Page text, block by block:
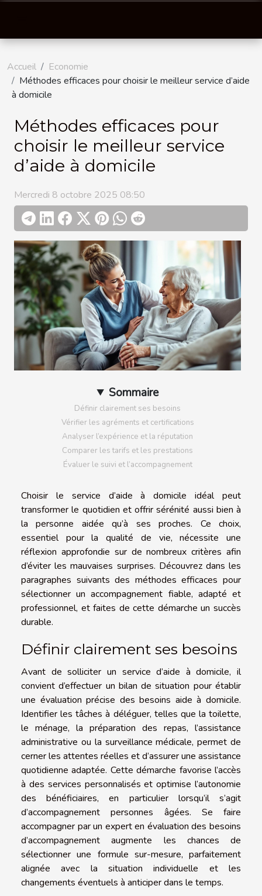
Accueil
Economie
Méthodes efficaces pour choisir le meilleur service d’aide
à domicile
Méthodes efficaces pour
choisir le meilleur service
d’aide à domicile
Mercredi 8 octobre 2025 08:50
Sommaire
Définir clairement ses besoins
Vérifier les agréments et certifications
Analyser l’expérience et la réputation
Comparer les tarifs et les prestations
Évaluer le suivi et l’accompagnement
Choisir le service d’aide à domicile idéal peut
transformer le quotidien et offrir sérénité aussi bien à
la personne aidée qu’à ses proches. Ce choix,
essentiel pour la qualité de vie, nécessite une
réflexion approfondie sur de nombreux critères afin
d’éviter les mauvaises surprises. Découvrez dans les
paragraphes suivants des méthodes efficaces pour
sélectionner un accompagnement fiable, adapté et
professionnel, et faites de cette démarche un succès
durable.
Définir clairement ses besoins
Avant de solliciter un service d’aide à domicile, il
convient d’effectuer un bilan de situation pour établir
une évaluation précise des besoins aide à domicile.
Identifier les tâches à déléguer, telles que la toilette,
le ménage, la préparation des repas, l’assistance
administrative ou la surveillance médicale, permet de
cerner les attentes réelles et d’assurer une assistance
quotidienne adaptée. Cette démarche favorise l’accès
à des services personnalisés et optimise l’autonomie
des bénéficiaires, en particulier lorsqu’il s’agit
d’accompagnement personnes âgées. Se faire
accompagner par un expert en évaluation des besoins
d’accompagnement augmente les chances de
sélectionner une formule sur-mesure, parfaitement
alignée avec la situation individuelle et les
changements éventuels à anticiper dans le temps.